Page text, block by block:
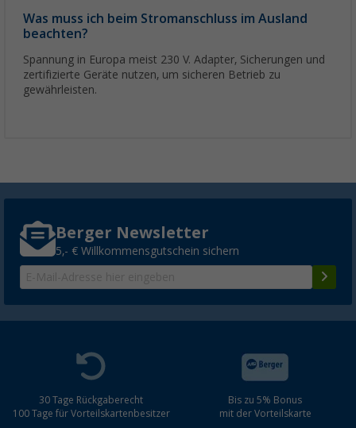
Was muss ich beim Stromanschluss im Ausland
beachten?
Spannung in Europa meist 230 V. Adapter, Sicherungen und
zertifizierte Geräte nutzen, um sicheren Betrieb zu
gewährleisten.
Berger Newsletter
5,- € Willkommensgutschein sichern
30 Tage Rückgaberecht
100 Tage für Vorteilskartenbesitzer
Bis zu 5% Bonus
mit der Vorteilskarte